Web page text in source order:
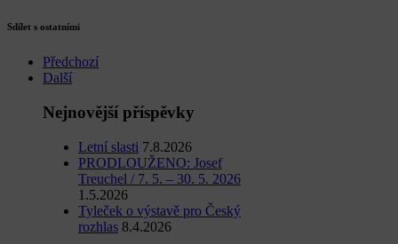
Sdílet s ostatními
Předchozí
Další
Nejnovější příspěvky
Letní slasti 7.8.2026
PRODLOUŽENO: Josef
Treuchel / 7. 5. – 30. 5. 2026
1.5.2026
Tyleček o výstavě pro Český
rozhlas 8.4.2026